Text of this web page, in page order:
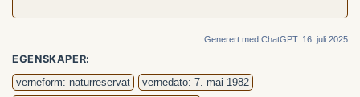
Generert med ChatGPT: 16. juli 2025
EGENSKAPER:
verneform: naturreservat
vernedato: 7. mai 1982